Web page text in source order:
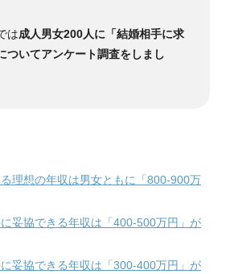
は成人男女200人に「結婚相手に求
ついてアンケート調査をしまし
理想の年収は男女ともに「800-900万
妥協できる年収は「400-500万円」が
妥協できる年収は「300-400万円」が